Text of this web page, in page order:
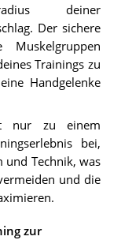
deiner
Der sichere
Trainings zu
Handgelenke
nur zu einem
bei,
und Technik, was
und die
zur